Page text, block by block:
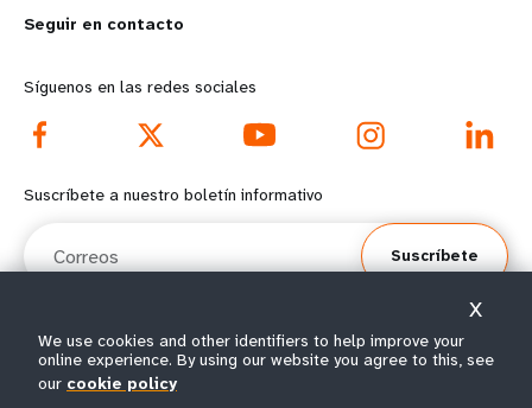
o
r
e
f
o
t
e
d
o
t
e
r
Seguir en contacto
Síguenos en las redes sociales
Suscríbete a nuestro boletín informativo
Suscríbete
© Todos los derechos reservados 2026.
We use cookies and other identifiers to help improve your
online experience. By using our website you agree to this, see
our cookie policy
X